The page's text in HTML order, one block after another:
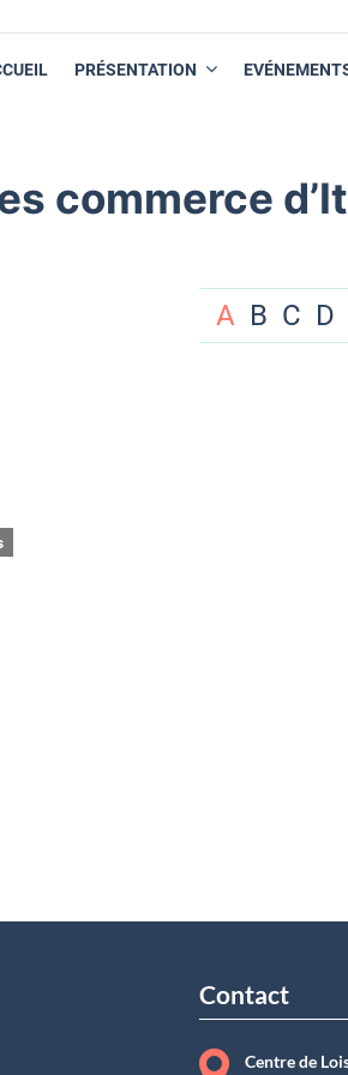
PRÉSENTATION
commerce
A B C D
Contact
Centre de